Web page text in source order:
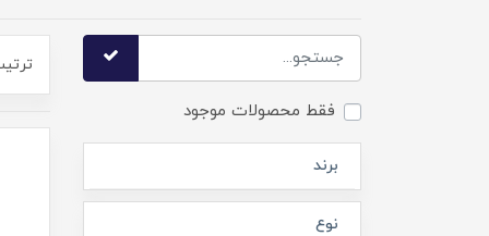
فقط محصولات موجود
برند
نوع